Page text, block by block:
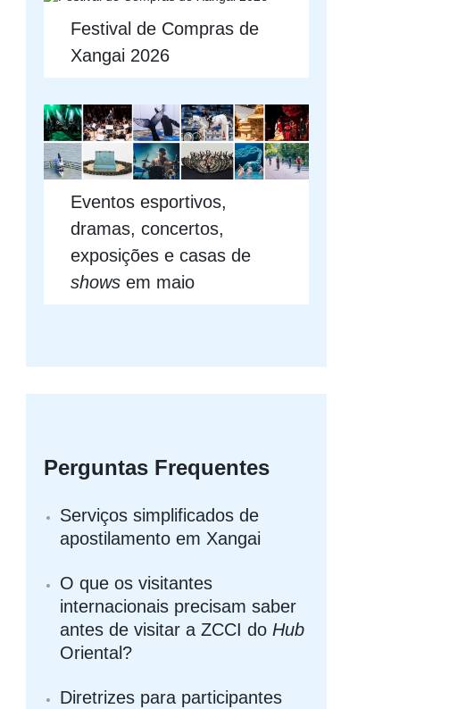
Festival de Compras de
Xangai 2026
Eventos esportivos,
dramas, concertos,
exposições e casas de
shows em maio
Perguntas Frequentes
Serviços simplificados de
apostilamento em Xangai
O que os visitantes
internacionais precisam saber
antes de visitar a ZCCI do Hub
Oriental?
Diretrizes para participantes